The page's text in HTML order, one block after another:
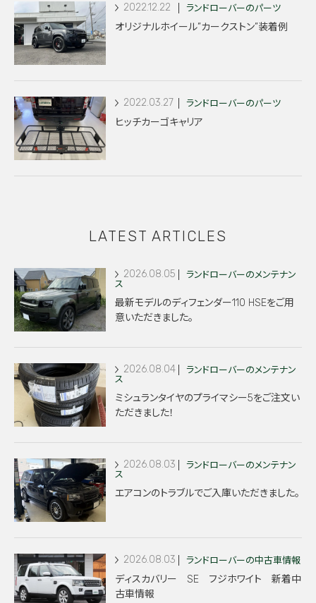
2022.12.22 ランドローバーのパーツ
オリジナルホイール”カークストン”装着例
2022.03.27 ランドローバーのパーツ
ヒッチカーゴキャリア
LATEST ARTICLES
2026.08.05
ランドローバーのメンテナン
ス
最新モデルのディフェンダー110 HSEをご用
意いただきました。
2026.08.04
ランドローバーのメンテナン
ス
ミシュランタイヤのプライマシー5をご注文い
ただきました！
2026.08.03
ランドローバーのメンテナン
ス
エアコンのトラブルでご入庫いただきました。
2026.08.03 ランドローバーの中古車情報
ディスカバリー SE フジホワイト 新着中
古車情報